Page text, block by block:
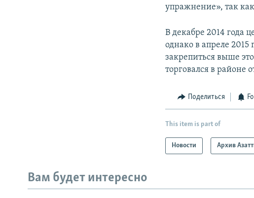
упражнение», так
В декабре 2014 года
однако в апреле
закрепиться выше
торговался в районе
Поделиться
This item is part of
Новости Архив
Вам будет интересно